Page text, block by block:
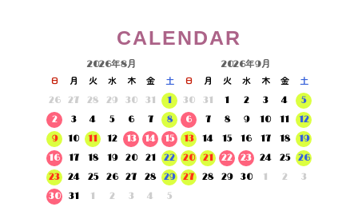
CALENDAR
2026年8月
日 月 火 水 木 金
土
26
27 28 29 30 31
1
2
3 4 5 6 7
8
9
10 11 12 13 14
15
16
17 18 19 20 21
22
23
24 25 26 27 28
29
30
31 1 2 3 4 5
2026年9月
日 月 火 水 木 金
土
30
31 1 2 3 4
5
6
7 8 9 10 11
12
13
14 15 16 17 18
19
20
21 22 23 24 25
26
27
28 29 30 1 2 3